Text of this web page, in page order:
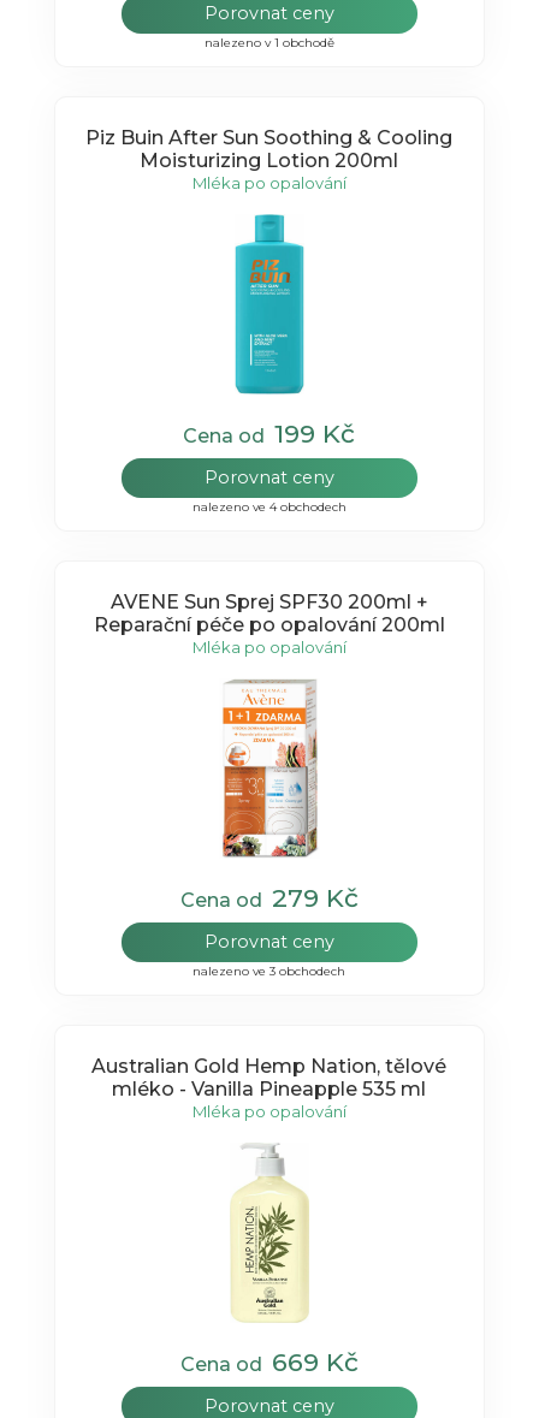
Porovnat ceny
nalezeno v 1 obchodě
Piz Buin After Sun Soothing & Cooling
Moisturizing Lotion 200ml
Mléka po opalování
Cena od199 Kč
Porovnat ceny
nalezeno ve 4 obchodech
AVENE Sun Sprej SPF30 200ml +
Reparační péče po opalování 200ml
Mléka po opalování
Cena od 279 Kč
Porovnat ceny
nalezeno ve 3 obchodech
Australian Gold Hemp Nation, tělové
mléko - Vanilla Pineapple 535 ml
Mléka po opalování
Cena od 669 Kč
Porovnat ceny